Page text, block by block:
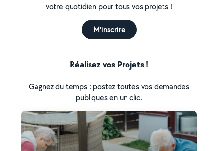
votre quotidien pour tous vos projets !
M'inscrire
Réalisez vos Projets !
Gagnez du temps : postez toutes vos demandes
publiques en un clic.